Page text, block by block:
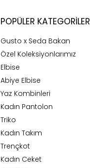
POPÜLER KATEGORILER
Gusto x Seda Bakan
Özel Koleksiyonlarımız
Elbise
Abiye Elbise
Yaz Kombinleri
Kadın Pantolon
Triko
Kadın Takım
Trençkot
Kadın Ceket